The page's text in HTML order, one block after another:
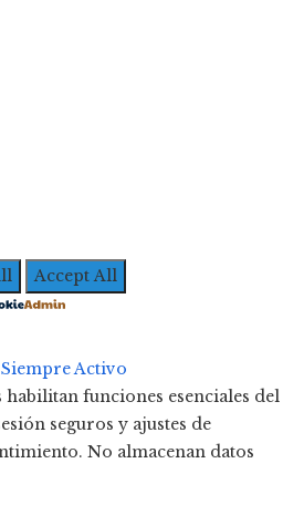
Accept All
Siempre Activo
habilitan funciones esenciales del
seguros y ajustes de
No almacenan datos